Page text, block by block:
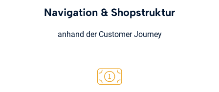
Navigation & Shopstruktur
anhand der Customer Journey